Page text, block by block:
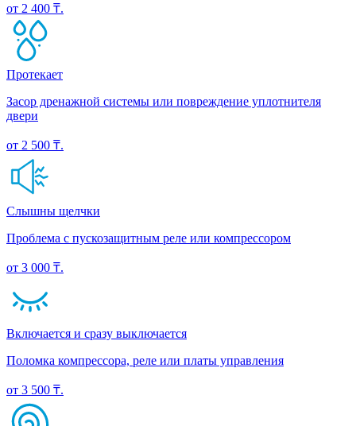
от 2 400 ₸.
Протекает
Засор дренажной системы или повреждение уплотнителя
двери
от 2 500 ₸.
Слышны щелчки
Проблема с пускозащитным реле или компрессором
от 3 000 ₸.
Включается и сразу выключается
Поломка компрессора, реле или платы управления
от 3 500 ₸.